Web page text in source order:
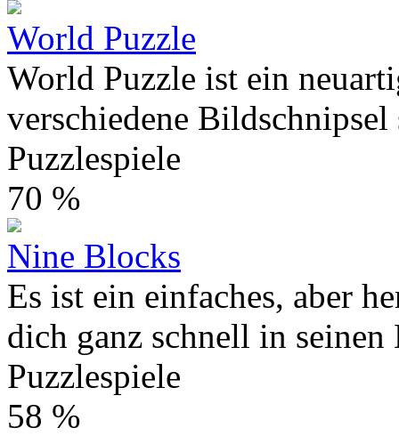
World Puzzle
World Puzzle ist ein
verschiedene Bildschnipsel
Puzzlespiele
70 %
Nine Blocks
Es ist ein einfaches, aber
dich ganz schnell in seinen
Puzzlespiele
58 %